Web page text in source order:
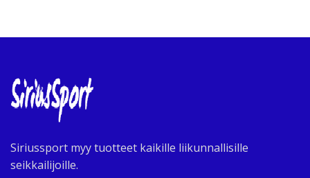
Siriussport myy tuotteet kaikille liikunnallisille
seikkailijoille.